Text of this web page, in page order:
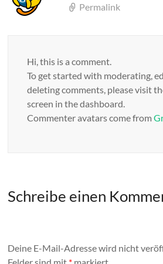
Permalink
Hi, this is a comment.
To get started with moderating,
deleting comments, please visit
screen in the dashboard.
Commenter avatars come from
Schreibe einen
Deine E-Mail-Adresse wird nicht
Felder sind mit * markiert